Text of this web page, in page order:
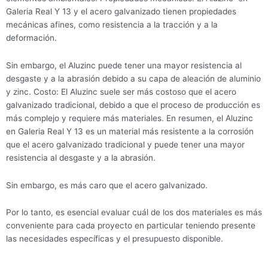
Galeria Real Y 13 y el acero galvanizado tienen propiedades
mecánicas afines, como resistencia a la tracción y a la
deformación.
Sin embargo, el Aluzinc puede tener una mayor resistencia al
desgaste y a la abrasión debido a su capa de aleación de aluminio
y zinc. Costo: El Aluzinc suele ser más costoso que el acero
galvanizado tradicional, debido a que el proceso de producción es
más complejo y requiere más materiales. En resumen, el Aluzinc
en Galeria Real Y 13 es un material más resistente a la corrosión
que el acero galvanizado tradicional y puede tener una mayor
resistencia al desgaste y a la abrasión.
Sin embargo, es más caro que el acero galvanizado.
Por lo tanto, es esencial evaluar cuál de los dos materiales es más
conveniente para cada proyecto en particular teniendo presente
las necesidades específicas y el presupuesto disponible.